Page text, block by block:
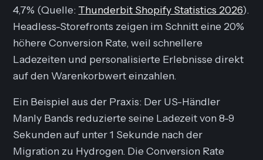
4,7% (Quelle: Thunderbit Shopify Statistics 2026).
Headless-Storefronts zeigen im Schnitt eine 20%
höhere Conversion Rate, weil schnellere
Ladezeiten und personalisierte Erlebnisse direkt
auf den Warenkorbwert einzahlen.
Ein Beispiel aus der Praxis: Der US-Händler
Manly Bands reduzierte seine Ladezeit von 8-9
Sekunden auf unter 1 Sekunde nach der
Migration zu Hydrogen. Die Conversion Rate